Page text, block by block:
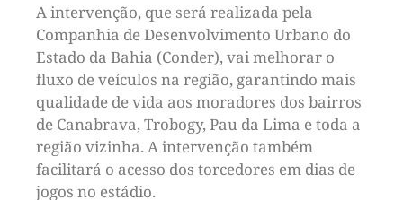
A intervenção, que será realizada pela
Companhia de Desenvolvimento Urbano do
Estado da Bahia (Conder), vai melhorar o
fluxo de veículos na região, garantindo mais
qualidade de vida aos moradores dos bairros
de Canabrava, Trobogy, Pau da Lima e toda a
região vizinha. A intervenção também
facilitará o acesso dos torcedores em dias de
jogos no estádio.